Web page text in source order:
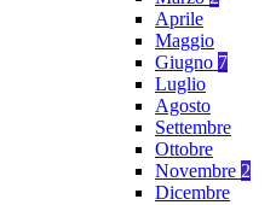
Aprile
Maggio
Giugno 7
Luglio
Agosto
Settembre
Ottobre
Novembre 2
Dicembre